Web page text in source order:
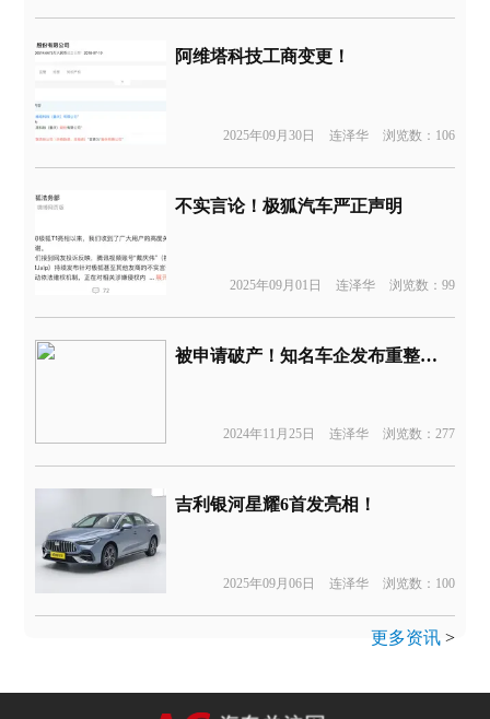
阿维塔科技工商变更！
2025年09月30日 连泽华 浏览数：106
不实言论！极狐汽车严正声明
2025年09月01日 连泽华 浏览数：99
被申请破产！知名车企发布重整声明
2024年11月25日 连泽华 浏览数：277
吉利银河星耀6首发亮相！
2025年09月06日 连泽华 浏览数：100
更多资讯>